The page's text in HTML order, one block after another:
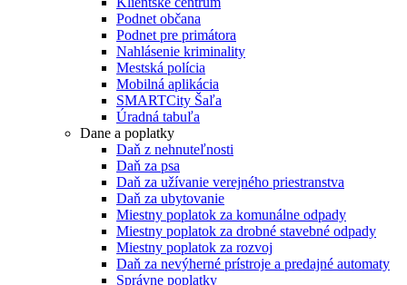
Podnet občana
Podnet pre primátora
Nahlásenie kriminality
Mestská polícia
Mobilná aplikácia
SMARTCity Šaľa
Úradná tabuľa
Dane a poplatky
Daň z nehnuteľnosti
Daň za psa
Daň za užívanie verejného priestranstva
Daň za ubytovanie
Miestny poplatok za komunálne odpady
Miestny poplatok za drobné stavebné odpady
Miestny poplatok za rozvoj
Daň za nevýherné prístroje a predajné automaty
Správne poplatky